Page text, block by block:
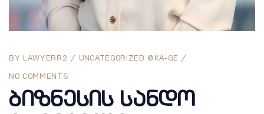
BY LAWYERR2 UNCATEGORIZED @KA-GE
NO COMMENTS
ბიზნესის სანდო